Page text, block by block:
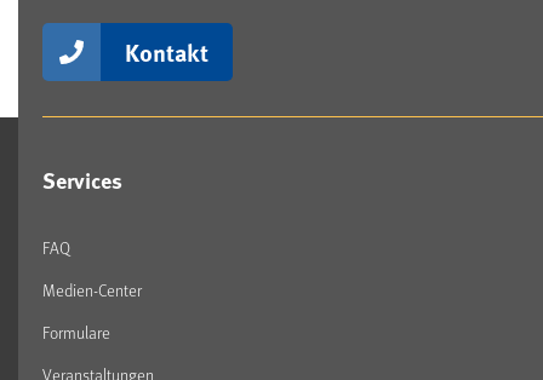
Kontakt
Services
FAQ
Medien-Center
Formulare
Veranstaltungen